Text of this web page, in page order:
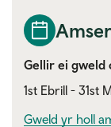
Gellir ei gweld
1st Ebrill - 31st
Gweld yr holl